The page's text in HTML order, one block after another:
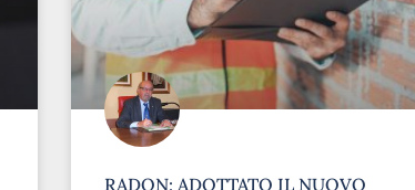
RADON: ADOTTATO IL NUOVO